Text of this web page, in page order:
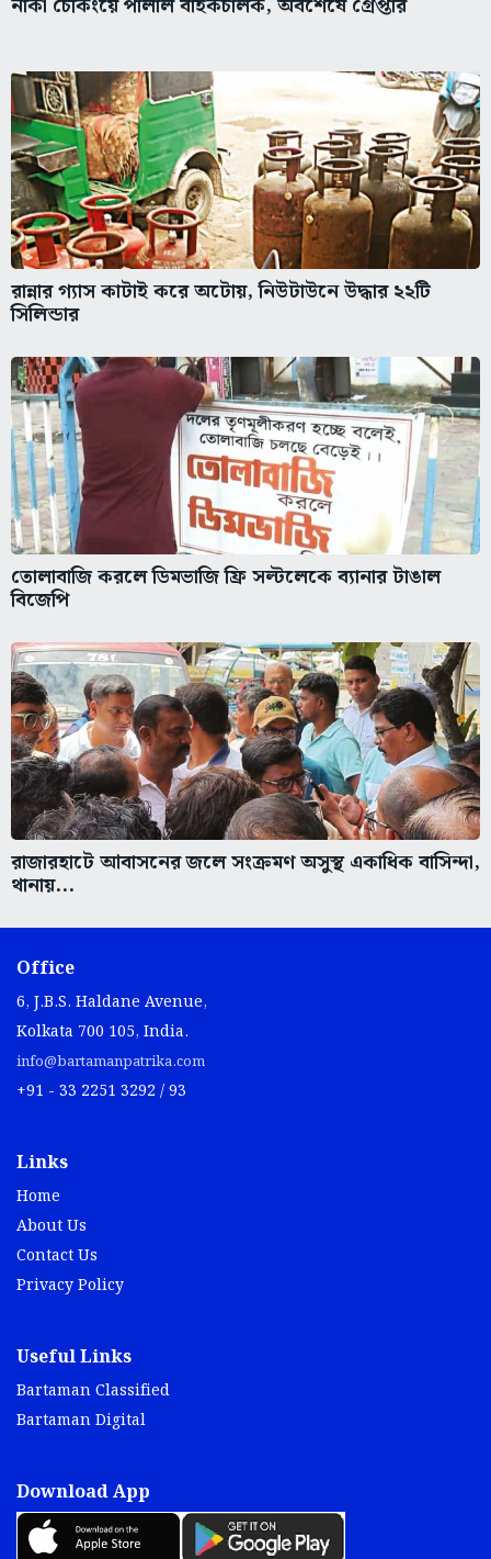
নাকা চেকিংয়ে পালাল বাইকচালক, অবশেষে গ্রেপ্তার
রান্নার গ্যাস কাটাই করে অটোয়, নিউটাউনে উদ্ধার ২২টি
সিলিন্ডার
তোলাবাজি করলে ডিমভাজি ফ্রি সল্টলেকে ব্যানার টাঙাল
বিজেপি
রাজারহাটে আবাসনের জলে সংক্রমণ অসুস্থ একাধিক বাসিন্দা,
থানায়...
Office
6, J.B.S. Haldane Avenue,
Kolkata 700 105, India.
info@bartamanpatrika.com
+91 - 33 2251 3292 / 93
Links
Home
About Us
Contact Us
Privacy Policy
Useful Links
Bartaman Classified
Bartaman Digital
Download App